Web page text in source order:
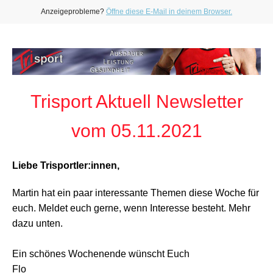
Anzeigeprobleme? Öffne diese E-Mail in deinem Browser.
Trisport Aktuell Newsletter
vom 05.11.2021
Liebe Trisportler:innen,
Martin hat ein paar interessante Themen diese Woche für
euch. Meldet euch gerne, wenn Interesse besteht. Mehr
dazu unten.
Ein schönes Wochenende wünscht Euch
Flo